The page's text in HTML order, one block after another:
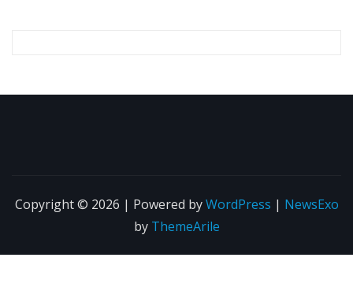
Copyright © 2026 | Powered byWordPress | NewsExo
by ThemeArile